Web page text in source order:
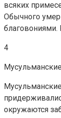
всяких
Обычного
благовониями.
4
окружаются